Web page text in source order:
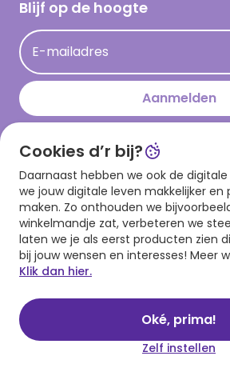
Acties
Persberichten
Hallmark en Kinderpostzegels
Kaartinspiratie
Blijf op de hoogte
E-mailadres
Aanmelden
Download onze app
Cookies d’r bij?
Daarnaast hebben we ook de
we jouw digitale leven makkelijker en
maken. Zo onthouden we
winkelmandje zat, verbeteren we
laten we je als eerst producten zien
bij jouw wensen en interesses! Meer
Klik dan hier.
Oké, prima!
Zelf instellen